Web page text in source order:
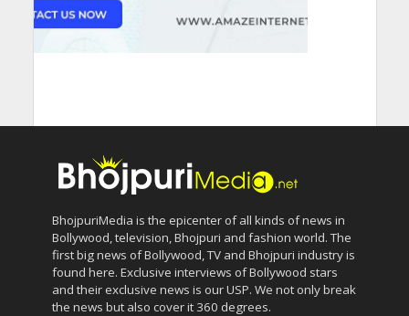
BhojpuriMedia is the epicenter of all kinds of news in
Bollywood, television, Bhojpuri and fashion world. The
first big news of Bollywood, TV and Bhojpuri industry is
found here. Exclusive interviews of Bollywood stars
and their exclusive news is our USP. We not only break
the news but also cover it 360 degrees.